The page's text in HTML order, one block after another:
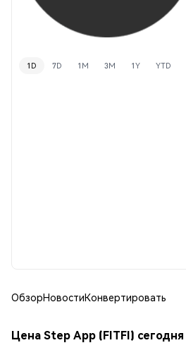
1D 7D 1M 3M 1Y YTD
ОбзорНовостиКонвертировать
Цена Step App (FITFI) сегодня